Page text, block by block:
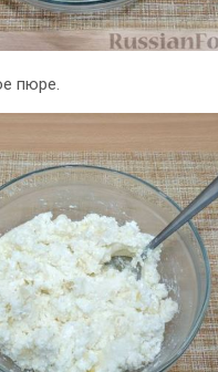
пюре.